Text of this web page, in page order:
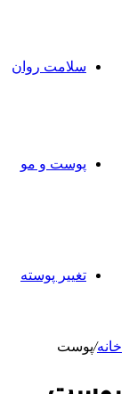
سلامت روان
پوست و مو
تغییر پوسته
خانه/پوست